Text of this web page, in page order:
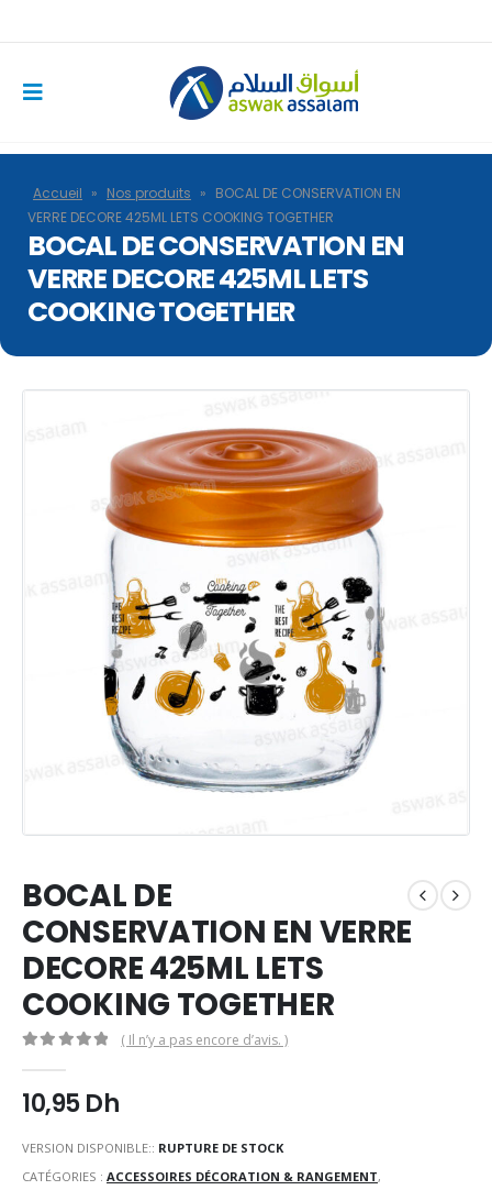
Accueil » Nos produits » BOCAL DE CONSERVATION EN
VERRE DECORE 425ML LETS COOKING TOGETHER
BOCAL DE CONSERVATION EN
VERRE DECORE 425ML LETS
COOKING TOGETHER
BOCAL DE
CONSERVATION EN VERRE
DECORE 425ML LETS
COOKING TOGETHER
( Il n’y a pas encore d’avis. )
10,95Dh
VERSION DISPONIBLE:: RUPTURE DE STOCK
CATÉGORIES : ACCESSOIRES DÉCORATION & RANGEMENT,